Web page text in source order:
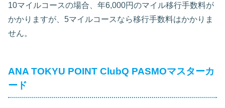
10マイルコースの場合、年6,000円のマイル移行手数料が
かかりますが、5マイルコースなら移行手数料はかかりま
せん。
ANA TOKYU POINT ClubQ PASMOマスターカ
ード